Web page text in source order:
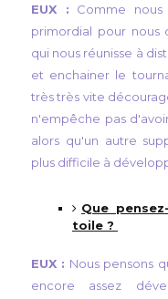
EUX : Comme
primordial pour nous
qui nous réunisse à
et enchainer le
très très vite
n'empêche pas
alors qu'un autre
plus difficile à
Que
toile ?
EUX : Nous pensons
encore assez